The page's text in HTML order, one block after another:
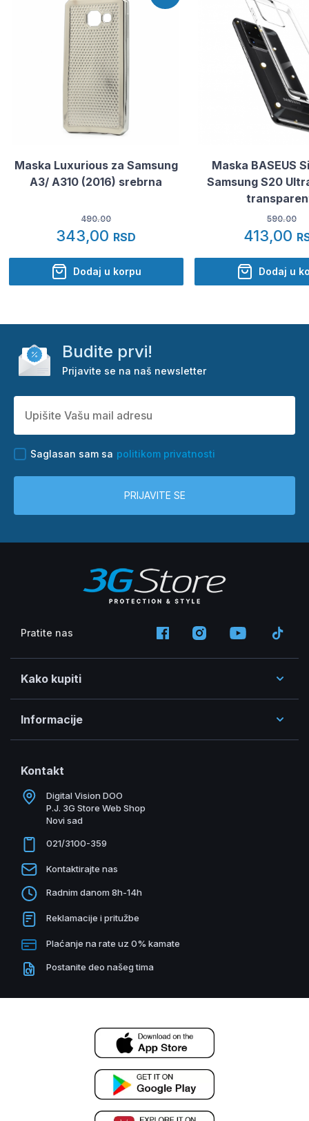
Maska Luxurious za Samsung
A3/ A310 (2016) srebrna
490.00
343,00 RSD
Dodaj u korpu
Maska BASEUS
Samsung S20
590.00
413,00
Dodaj u
Budite prvi!
Prijavite se na naš newsletter
Saglasan sam sa politikom privatnosti
PRIJAVITE SE
Pratite nas
Kako kupiti
Informacije
Kontakt
Digital Vision DOO
P.J. 3G Store Web Shop
Novi sad
021/3100-359
Kontaktirajte nas
Radnim danom 8h-14h
Reklamacije i pritužbe
Plaćanje na rate uz 0% kamate
Postanite deo našeg tima